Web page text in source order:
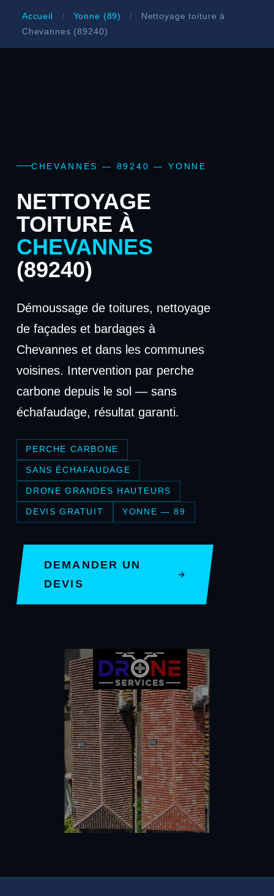
Accueil / Yonne (89) /
Nettoyage toiture à
Chevannes (89240)
CHEVANNES — 89240 — YONNE
NETTOYAGE
TOITURE À
CHEVANNES
(89240)
Démoussage de toitures, nettoyage
de façades et bardages à
Chevannes et dans les communes
voisines. Intervention par perche
carbone depuis le sol — sans
échafaudage, résultat garanti.
PERCHE CARBONE
SANS ÉCHAFAUDAGE
DRONE GRANDES HAUTEURS
DEVIS GRATUIT YONNE — 89
DEMANDER UN
DEVIS